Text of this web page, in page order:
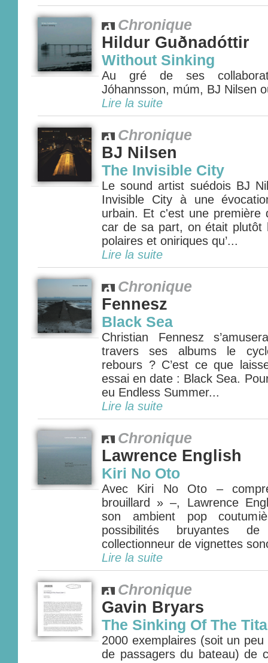
Chronique
Hildur Guðnadóttir
Without Sinking
Au gré de ses
Jóhannsson, múm, BJ Nilsen
Lire la suite
Chronique
BJ Nilsen
The Invisible City
Le sound artist suédois BJ
Invisible City à une
urbain. Et c'est une première
car de sa part, on était plutôt
polaires et oniriques qu’...
Lire la suite
Chronique
Fennesz
Black Sea
Christian Fennesz
travers ses albums le
rebours ? C’est ce que
essai en date : Black Sea.
eu Endless Summer...
Lire la suite
Chronique
Lawrence English
Kiri No Oto
Avec Kiri No Oto –
brouillard » –, Lawrence
son ambient pop
possibilités bruyantes
collectionneur de vignettes
Lire la suite
Chronique
Gavin Bryars
The Sinking Of The
2000 exemplaires (soit un
de passagers du bateau) de